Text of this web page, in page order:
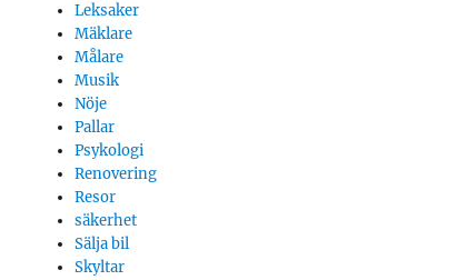
Leksaker
Mäklare
Målare
Musik
Nöje
Pallar
Psykologi
Renovering
Resor
säkerhet
Sälja bil
Skyltar